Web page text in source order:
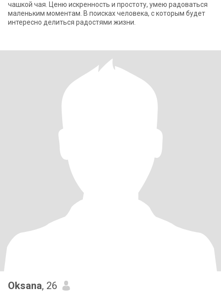
чашкой чая. Ценю искренность и простоту, умею радоваться
маленьким моментам. В поисках человека, с которым будет
интересно делиться радостями жизни.
Oksana, 26